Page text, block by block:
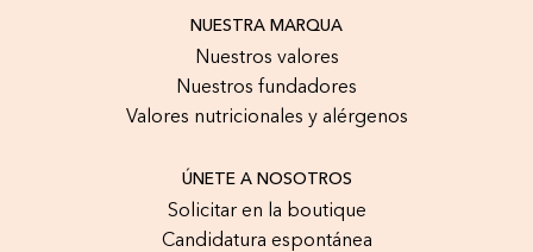
NUESTRA MARQUA
Nuestros valores
Nuestros fundadores
Valores nutricionales y alérgenos
ÚNETE A NOSOTROS
Solicitar en la boutique
Candidatura espontánea